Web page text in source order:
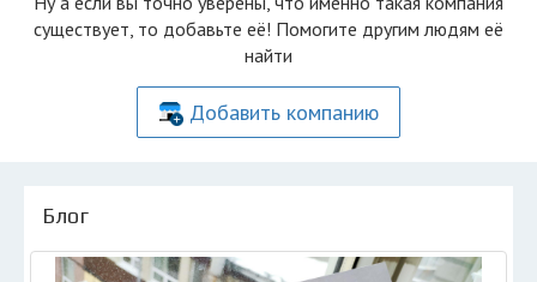
существует, то добавьте её! Помогите другим людям её
найти
Добавить компанию
Блог